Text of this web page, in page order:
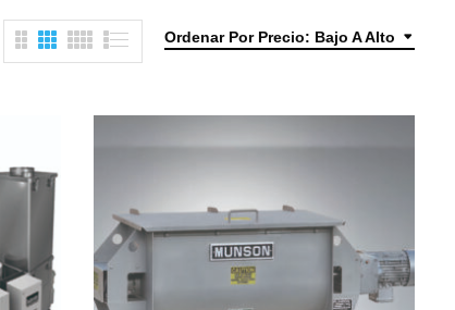
Ordenar Por Precio: Bajo A Alto